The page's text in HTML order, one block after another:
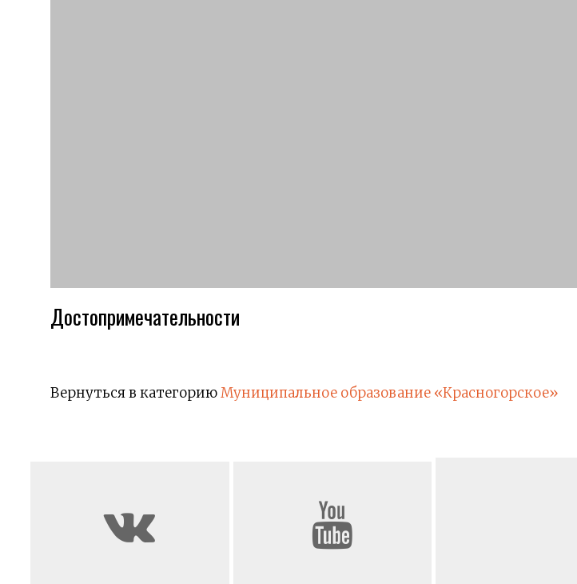
Достопримечательности
Вернуться в категориюМуниципальное образование «Красногорское»